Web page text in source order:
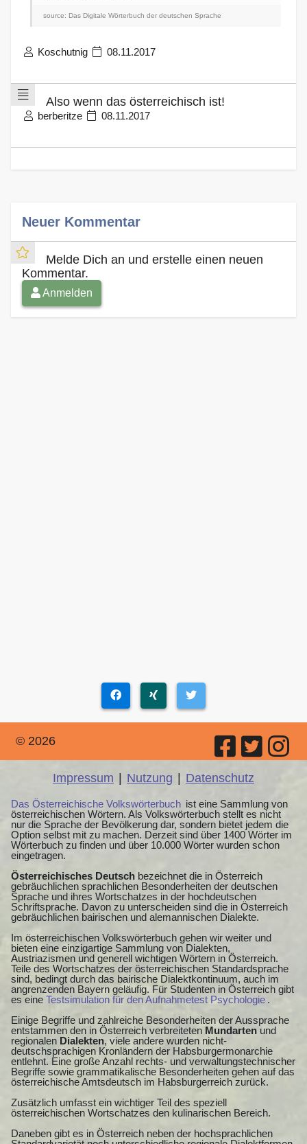
source: Das Digitale Wörterbuch der deutschen Sprache
Koschutnig 08.11.2017
Also wenn das österreichisch ist!
berberitze 08.11.2017
Neuer Kommentar
Melde Dich an und erstelle einen neuen
Kommentar.
Anmelden
© 2026
Impressum | Nutzung | Datenschutz
Das Österreichische Volkswörterbuch ist eine Sammlung von
österreichischen Wörtern. Als Volkswörterbuch stellt es nicht
nur die Sprache der Bevölkerung dar, sondern bietet jedem die
Option selbst mit zu machen. Derzeit sind über 1400 Wörter im
Wörterbuch zu finden und über 10.000 Wörter wurden schon
eingetragen.
Österreichisches Deutsch bezeichnet die in Österreich
gebräuchlichen sprachlichen Besonderheiten der deutschen
Sprache und ihres Wortschatzes in der hochdeutschen
Schriftsprache. Davon zu unterscheiden sind die in Österreich
gebräuchlichen bairischen und alemannischen Dialekte.
Im österreichischen Volkswörterbuch gehen wir weiter und
bieten eine einzigartige Sammlung von Dialekten,
Austriazismen und generell wichtigen Wörtern in Österreich.
Teile des Wortschatzes der österreichischen Standardsprache
sind, bedingt durch das bairische Dialektkontinuum, auch im
angrenzenden Bayern geläufig. Für Studenten in Österreich gibt
es eine Testsimulation für den Aufnahmetest Psychologie .
Einige Begriffe und zahlreiche Besonderheiten der Aussprache
entstammen den in Österreich verbreiteten Mundarten und
regionalen Dialekten, viele andere wurden nicht-
deutschsprachigen Kronländern der Habsburgermonarchie
entlehnt. Eine große Anzahl rechts- und verwaltungstechnischer
Begriffe sowie grammatikalische Besonderheiten gehen auf das
österreichische Amtsdeutsch im Habsburgerreich zurück.
Zusätzlich umfasst ein wichtiger Teil des speziell
österreichischen Wortschatzes den kulinarischen Bereich.
Daneben gibt es in Österreich neben der hochsprachlichen